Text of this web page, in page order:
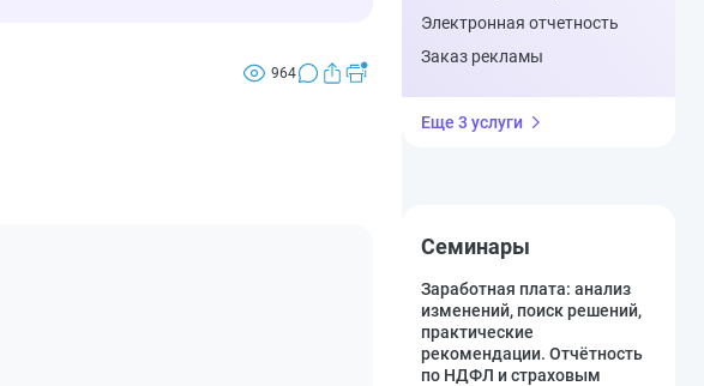
964
Электронная отчетность
Заказ рекламы
Еще 3 услуги
Семинары
Заработная плата: анализ
изменений, поиск решений,
практические
рекомендации. Отчётность
по НДФЛ и страховым